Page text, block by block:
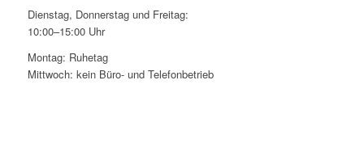
Dienstag, Donnerstag und Freitag:
10:00–15:00 Uhr
Montag: Ruhetag
Mittwoch: kein Büro- und Telefonbetrieb